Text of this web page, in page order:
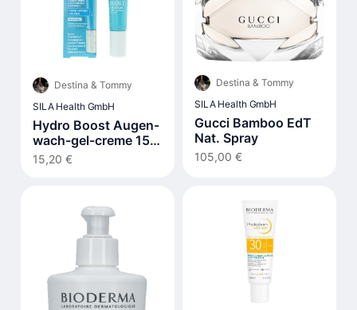
Destina & Tommy
SILA Health GmbH
Hydro Boost Augen-
wach-gel-creme 15
ml
15,20 €
Destina & Tommy
SILA Health GmbH
Gucci Bamboo EdT
Nat. Spray
105,00 €